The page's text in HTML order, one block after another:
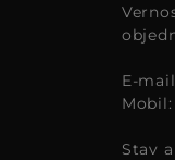
E-
Mobil:
Stav